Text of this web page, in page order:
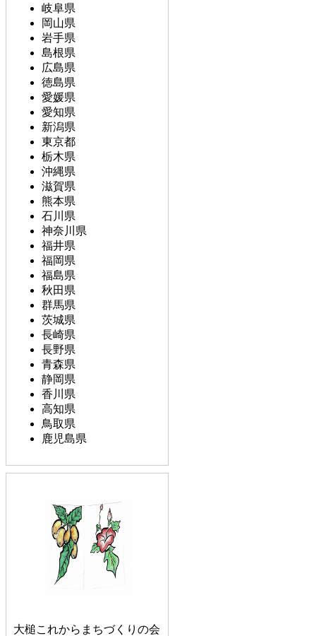
岐阜県
岡山県
岩手県
島根県
広島県
徳島県
愛媛県
愛知県
新潟県
東京都
栃木県
沖縄県
滋賀県
熊本県
石川県
神奈川県
福井県
福岡県
福島県
秋田県
群馬県
茨城県
長崎県
長野県
青森県
静岡県
香川県
高知県
鳥取県
鹿児島県
大槌これからまちづくりの会